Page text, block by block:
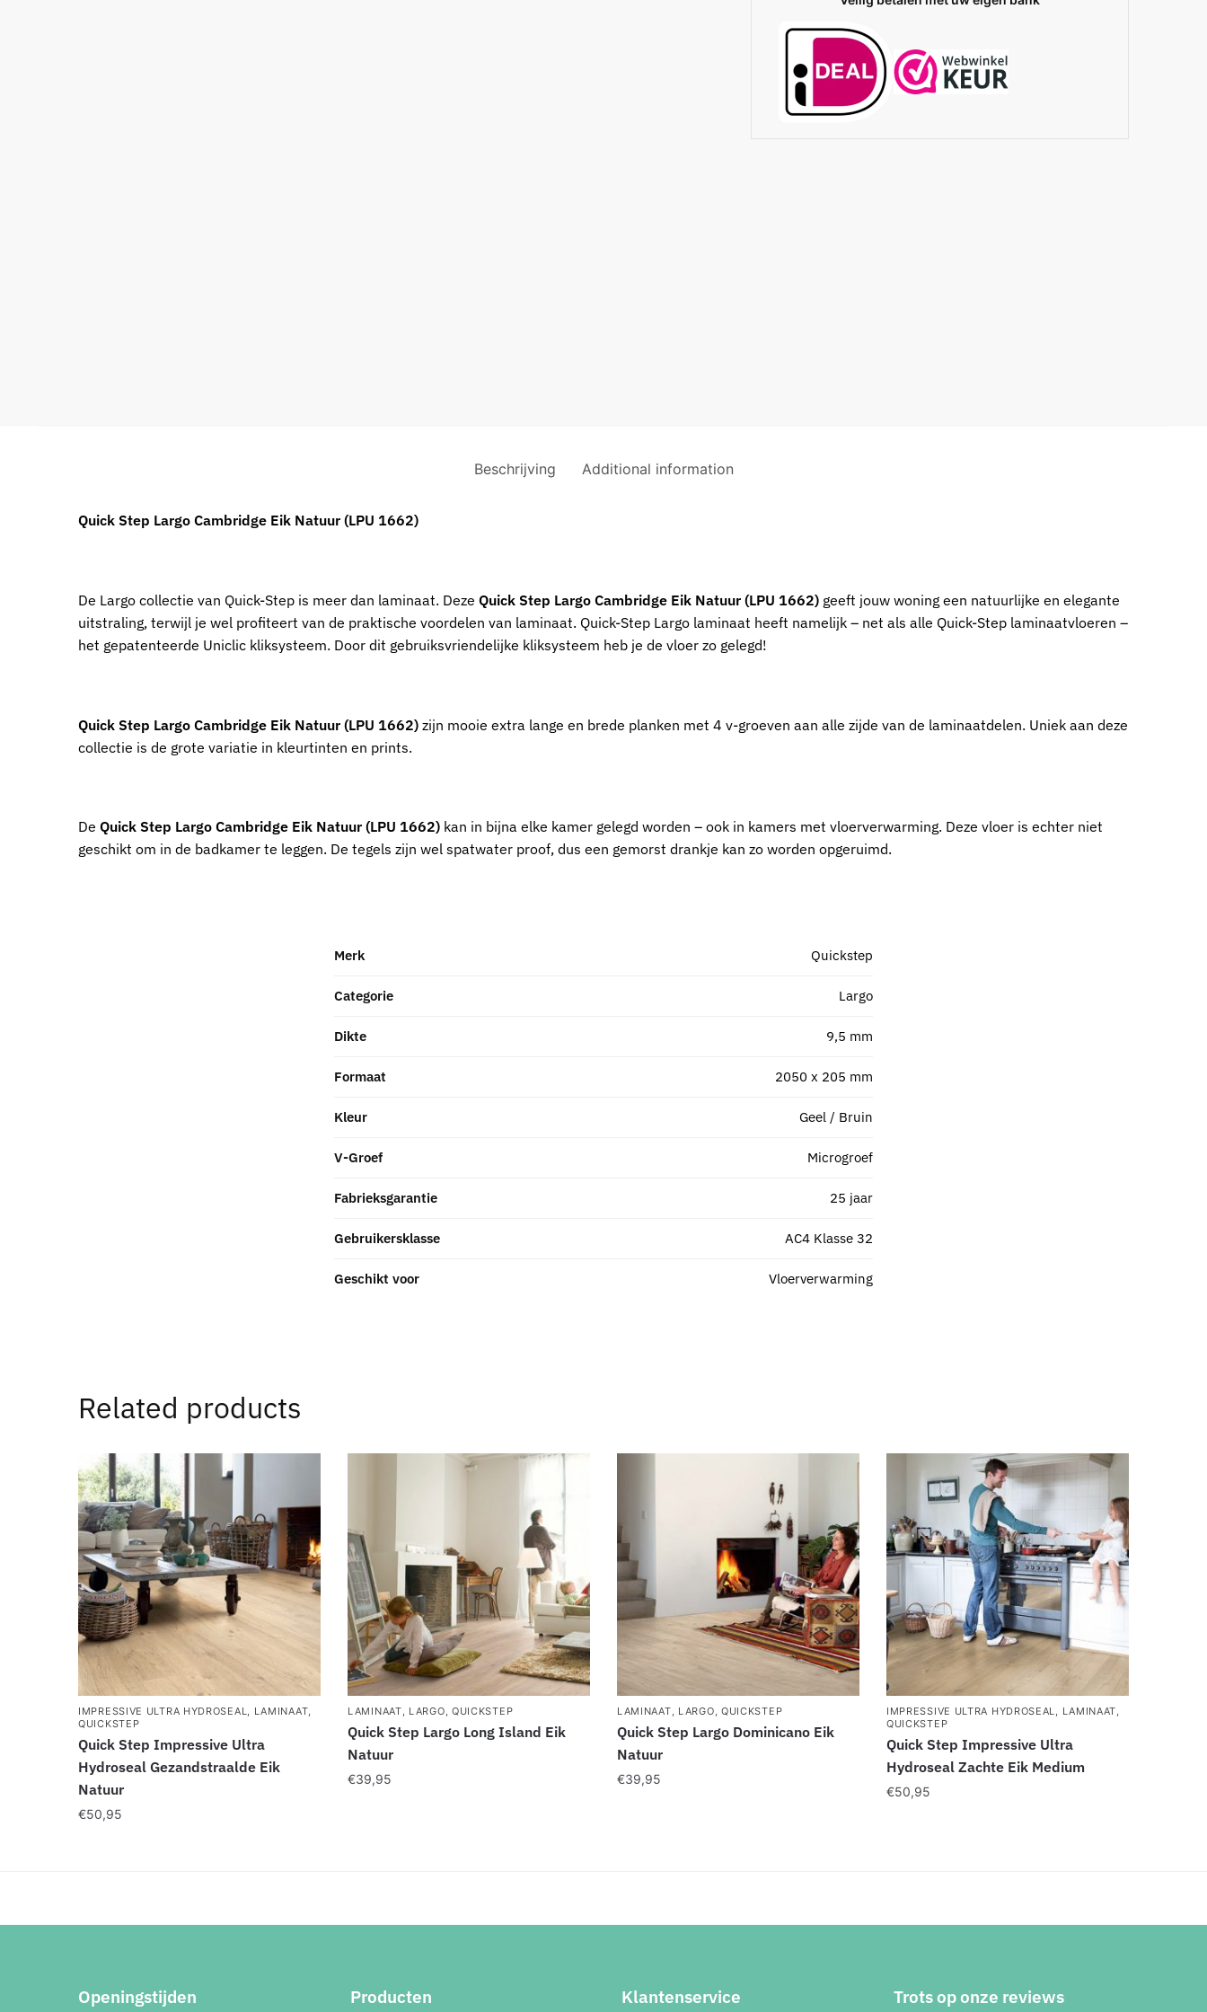
Beschrijving Additional information
Quick Step Largo Cambridge Eik Natuur (LPU 1662)
De Largo collectie van Quick-Step is meer dan laminaat. DezeQuick Step Largo Cambridge Eik Natuur (LPU 1662) geeft jouw woning een natuurlijke en elegante
uitstraling, terwijl je wel profiteert van de praktische voordelen van laminaat. Quick-Step Largo laminaat heeft namelijk – net als alle Quick-Step laminaatvloeren –
het gepatenteerde Uniclic kliksysteem. Door dit gebruiksvriendelijke kliksysteem heb je de vloer zo gelegd!
Quick Step Largo Cambridge Eik Natuur (LPU 1662) zijn mooie extra lange en brede planken met 4 v-groeven aan alle zijde van de laminaatdelen. Uniek aan deze
collectie is de grote variatie in kleurtinten en prints.
DeQuick Step Largo Cambridge Eik Natuur (LPU 1662) kan in bijna elke kamer gelegd worden – ook in kamers met vloerverwarming. Deze vloer is echter niet
geschikt om in de badkamer te leggen. De tegels zijn wel spatwater proof, dus een gemorst drankje kan zo worden opgeruimd.
Merk Quickstep
Categorie Largo
Dikte 9,5 mm
Formaat 2050 x 205 mm
Kleur Geel / Bruin
V-Groef Microgroef
Fabrieksgarantie 25 jaar
Gebruikersklasse AC4 Klasse 32
Geschikt voor Vloerverwarming
Related products
IMPRESSIVE ULTRA HYDROSEAL, LAMINAAT,
QUICKSTEP
Quick Step Impressive Ultra
Hydroseal Gezandstraalde Eik
Natuur
€50,95
LAMINAAT, LARGO, QUICKSTEP
Quick Step Largo Long Island Eik
Natuur
€39,95
LAMINAAT, LARGO, QUICKSTEP
Quick Step Largo Dominicano Eik
Natuur
€39,95
IMPRESSIVE ULTRA HYDROSEAL, LAMINAAT,
QUICKSTEP
Quick Step Impressive Ultra
Hydroseal Zachte Eik Medium
€50,95
Openingstijden Producten Klantenservice Trots op onze reviews